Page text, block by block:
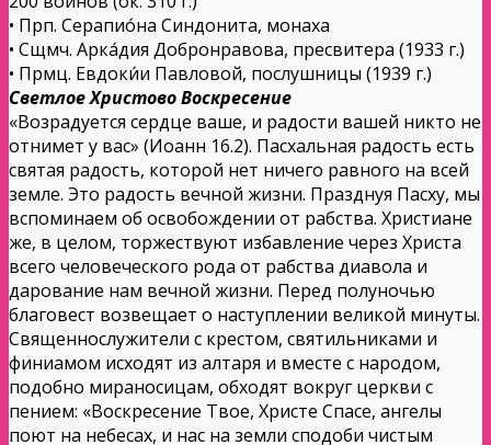
• Прп. Серапио́на Синдонита, монаха
• Сщмч. Арка́дия Добронравова, пресвитера (1933 г.)
• Прмц. Евдоки́и Павловой, послушницы (1939 г.)
Светлое Христово Воскресение
«Возрадуется сердце ваше, и радости вашей никто не
отнимет у вас» (Иоанн 16.2). Пасхальная радость есть
святая радость, которой нет ничего равного на всей
земле. Это радость вечной жизни. Празднуя Пасху, мы
вспоминаем об освобождении от рабства. Христиане
же, в целом, торжествуют избавление через Христа
всего человеческого рода от рабства диавола и
дарование нам вечной жизни. Перед полуночью
благовест возвещает о наступлении великой минуты.
Священнослужители с крестом, святильниками и
финиамом исходят из алтаря и вместе с народом,
подобно мираносицам, обходят вокруг церкви с
пением: «Воскресение Твое, Христе Спасе, ангелы
поют на небесах, и нас на земли сподоби чистым